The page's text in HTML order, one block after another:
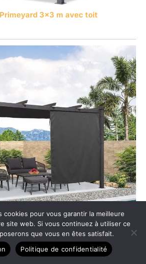
3×3 m avec toit
purple leaf 4 x 3 m :
cookies pour vous garantir la meilleure
site web. Si vous continuez à utiliser ce
que vous en êtes satisfait.
Politique de confidentialité